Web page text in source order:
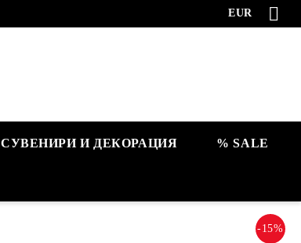
EUR
СУВЕНИРИ И ДЕКОРАЦИЯ % SALE
-15%